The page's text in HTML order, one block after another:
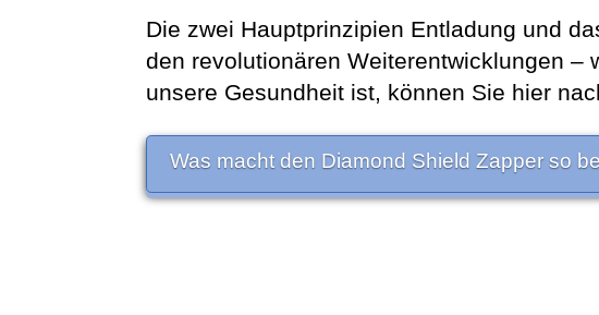
Die zwei Hauptprinzipien Entladung und
den revolutionären Weiterentwicklungen –
unsere Gesundheit ist, können Sie hier
Was macht den Diamond Shield Zapper so